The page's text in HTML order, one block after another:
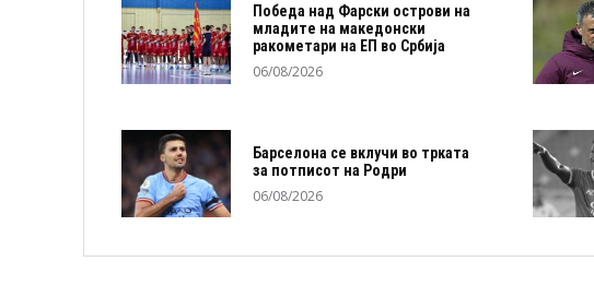
Победа над Фарски острови на
младите на македонски
ракометари на ЕП во Србија
06/08/2026
Барселона се вклучи во трката
за потписот на Родри
06/08/2026